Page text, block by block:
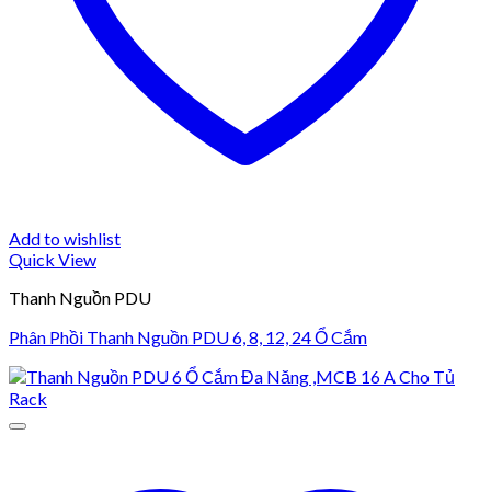
Add to wishlist
Quick View
Thanh Nguồn PDU
Phân Phồi Thanh Nguồn PDU 6, 8, 12, 24 Ổ Cắm